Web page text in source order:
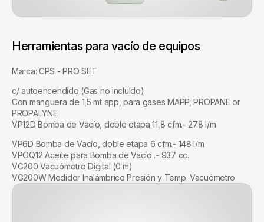
Herramientas para vacío de equipos
Marca: CPS - PRO SET
c/ autoencendido (Gas no incluIdo)
Con manguera de 1,5 mt app, para gases MAPP, PROPANE or
PROPALYNE
VP12D Bomba de Vacío, doble etapa 11,8 cfm.- 278 l/m
VP6D Bomba de Vacío, doble etapa 6 cfm.- 148 l/m
VPOQ12 Aceite para Bomba de Vacío .- 937 cc.
VG200 Vacuómetro Digital (0 m)
VG200W Medidor Inalámbrico Presión y Temp. Vacuómetro